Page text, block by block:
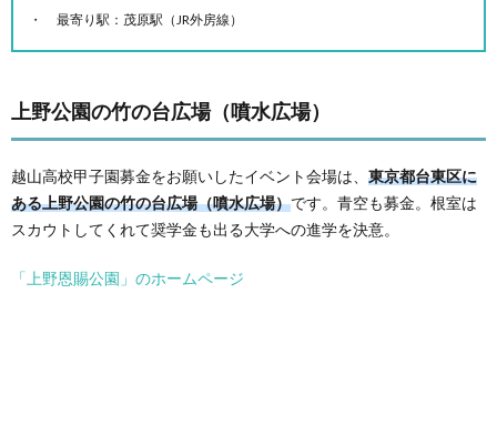
最寄り駅：茂原駅（JR外房線）
上野公園の竹の台広場（噴水広場）
越山高校甲子園募金をお願いしたイベント会場は、 東京都台東区に
ある上野公園の竹の台広場（噴水広場）です。青空も募金。根室は
スカウトしてくれて奨学金も出る大学への進学を決意。
「上野恩賜公園」のホームページ